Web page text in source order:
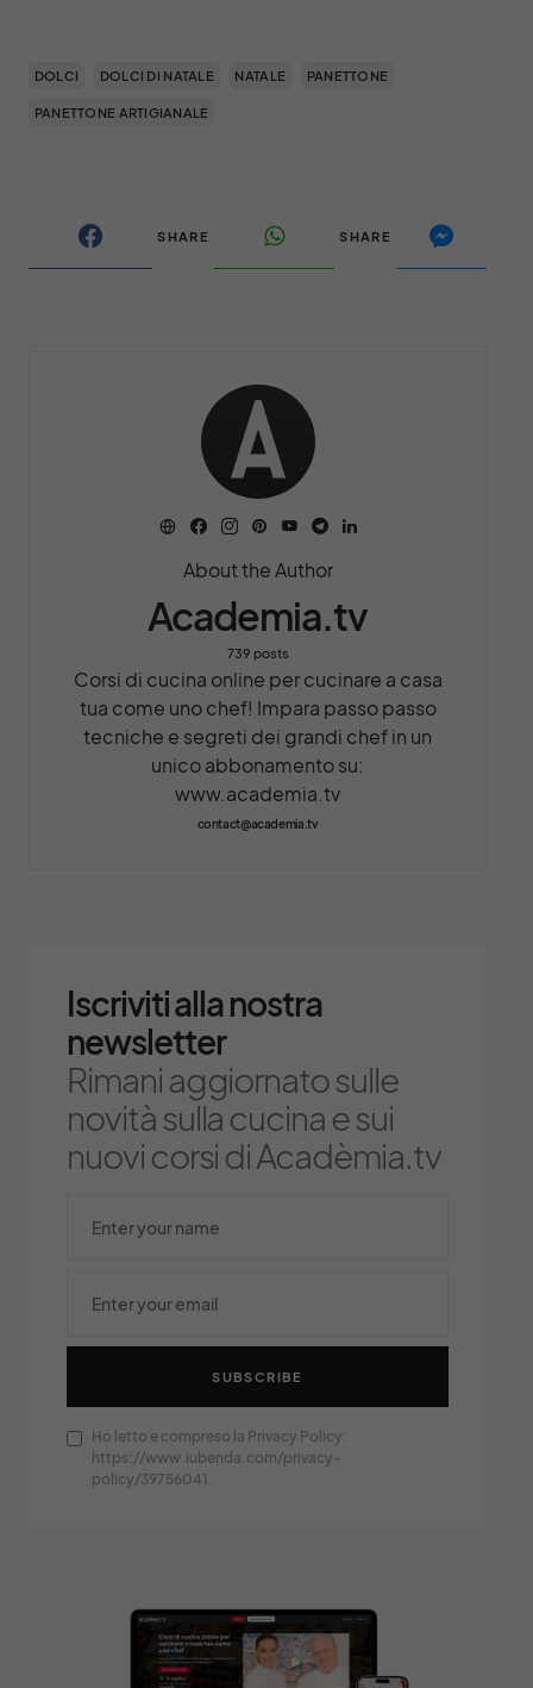
DOLCI DOLCI DI NATALE NATALE PANETTONE
PANETTONE ARTIGIANALE
SHARE SHARE
About the Author
Academia.tv
739 posts
Corsi di cucina online per cucinare a casa
tua come uno chef! Impara passo passo
tecniche e segreti dei grandi chef in un
unico abbonamento su:
www.academia.tv
contact@academia.tv
Iscriviti alla nostra
newsletter
Rimani aggiornato sulle
novità sulla cucina e sui
nuovi corsi di Acadèmia.tv
SUBSCRIBE
Ho letto e compreso la Privacy Policy:
https://www.iubenda.com/privacy-
policy/39756041